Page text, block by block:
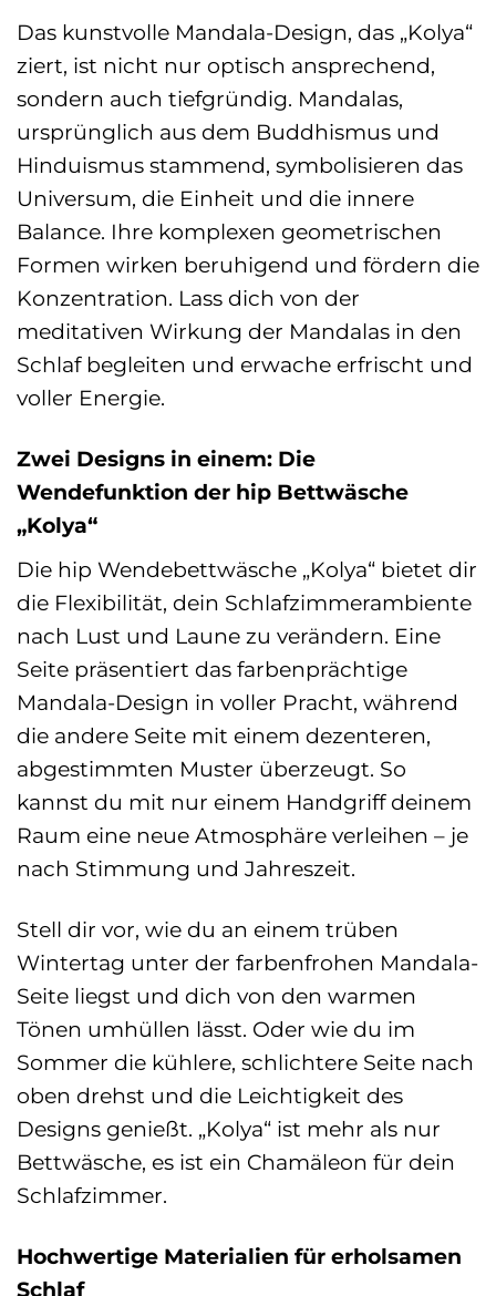
Das kunstvolle Mandala-Design, das „Kolya“
ziert, ist nicht nur optisch ansprechend,
sondern auch tiefgründig. Mandalas,
ursprünglich aus dem Buddhismus und
Hinduismus stammend, symbolisieren das
Universum, die Einheit und die innere
Balance. Ihre komplexen geometrischen
Formen wirken beruhigend und fördern die
Konzentration. Lass dich von der
meditativen Wirkung der Mandalas in den
Schlaf begleiten und erwache erfrischt und
voller Energie.
Zwei Designs in einem: Die
Wendefunktion der hip Bettwäsche
„Kolya“
Die hip Wendebettwäsche „Kolya“ bietet dir
die Flexibilität, dein Schlafzimmerambiente
nach Lust und Laune zu verändern. Eine
Seite präsentiert das farbenprächtige
Mandala-Design in voller Pracht, während
die andere Seite mit einem dezenteren,
abgestimmten Muster überzeugt. So
kannst du mit nur einem Handgriff deinem
Raum eine neue Atmosphäre verleihen – je
nach Stimmung und Jahreszeit.
Stell dir vor, wie du an einem trüben
Wintertag unter der farbenfrohen Mandala-
Seite liegst und dich von den warmen
Tönen umhüllen lässt. Oder wie du im
Sommer die kühlere, schlichtere Seite nach
oben drehst und die Leichtigkeit des
Designs genießt. „Kolya“ ist mehr als nur
Bettwäsche, es ist ein Chamäleon für dein
Schlafzimmer.
Hochwertige Materialien für erholsamen
Schlaf